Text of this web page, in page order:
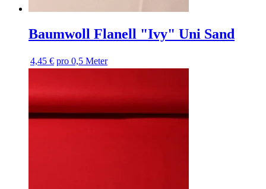
Baumwoll Flanell "Ivy" Uni Sand
4,45 € pro 0,5 Meter